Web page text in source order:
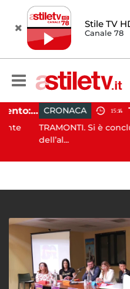
Stile TV
Canale 78
Incidente agricolo nel Cilento: trattore si ribalta, muore 71enne CRONACA 15:14
TRAMONTI. Si è
dell’al...